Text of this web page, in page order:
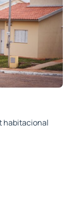
habitacional